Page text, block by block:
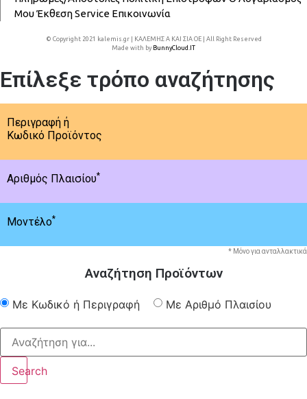
ΜουΈκθεσηService Επικοινωνία
© Copyright 2021 kalemis.gr | ΚΑΛΕΜΗΣ Α ΚΑΙ ΣΙΑ ΟΕ | All Right Reserved
Made with by BunnyCloud.IT
Επίλεξε τρόπο αναζήτησης
Περιγραφή ή
Κωδικό Προϊόντος
Αριθμός Πλαισίου*
Μοντέλο*
* Μόνο για ανταλλακτικά
Αναζήτηση Προϊόντων
Με Κωδικό ή Περιγραφή Με Αριθμό Πλαισίου
Search